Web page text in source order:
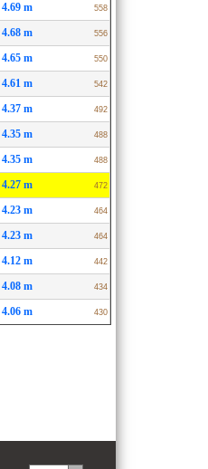
4.69 m 558
4.68 m 556
4.65 m 550
4.61 m 542
4.37 m 492
4.35 m 488
4.35 m 488
4.27 m 472
4.23 m 464
4.23 m 464
4.12 m 442
4.08 m 434
4.06 m 430